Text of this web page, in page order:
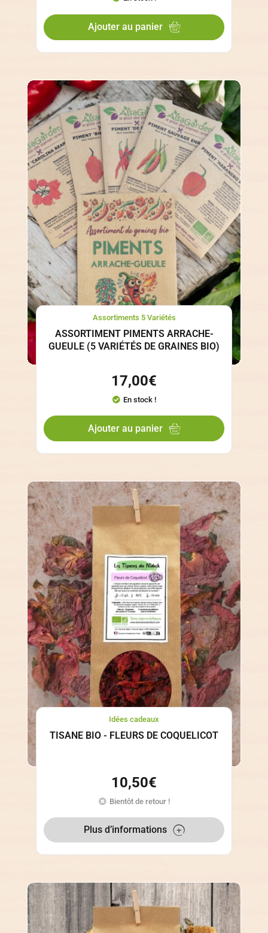
Ajouter au panier
Assortiments 5 Variétés
ASSORTIMENT PIMENTS ARRACHE-
GUEULE (5 VARIÉTÉS DE GRAINES BIO)
17,00€
En stock !
Ajouter au panier
Idées cadeaux
TISANE BIO - FLEURS DE COQUELICOT
10,50€
Bientôt de retour !
Plus d’informations